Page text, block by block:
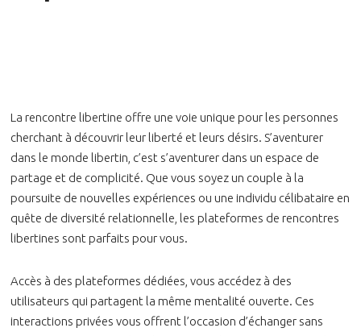
La rencontre libertine offre une voie unique pour les personnes
cherchant à découvrir leur liberté et leurs désirs. S’aventurer
dans le monde libertin, c’est s’aventurer dans un espace de
partage et de complicité. Que vous soyez un couple à la
poursuite de nouvelles expériences ou une individu célibataire en
quête de diversité relationnelle, les plateformes de rencontres
libertines sont parfaits pour vous.
Accès à des plateformes dédiées, vous accédez à des
utilisateurs qui partagent la même mentalité ouverte. Ces
interactions privées vous offrent l’occasion d’échanger sans